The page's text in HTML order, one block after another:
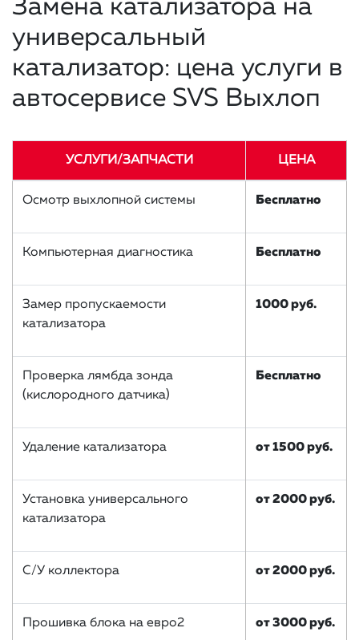
Замена катализатора на
универсальный
катализатор: цена услуги в
автосервисе SVS Выхлоп
УСЛУГИ/ЗАПЧАСТИ ЦЕНА
Осмотр выхлопной системы Бесплатно
Компьютерная диагностика Бесплатно
Замер пропускаемости
катализатора
1000 руб.
Проверка лямбда зонда
(кислородного датчика)
Бесплатно
Удаление катализатора от 1500 руб.
Установка универсального
катализатора
от 2000 руб.
С/У коллектора от 2000 руб.
Прошивка блока на евро2 от 3000 руб.